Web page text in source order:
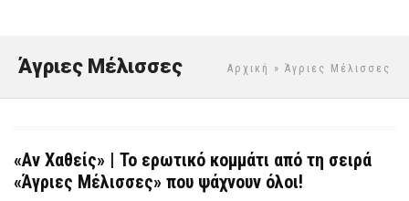
Αρχική » Άγριες Μέλισσες
Άγριες Μέλισσες
«Αν Χαθείς» | Το ερωτικό κομμάτι από τη σειρά
«Άγριες Μέλισσες» που ψάχνουν όλοι!